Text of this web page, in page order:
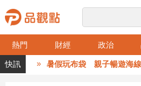
熱門 財經 政治
品
觀
暑假玩布袋 親子暢遊海線生態